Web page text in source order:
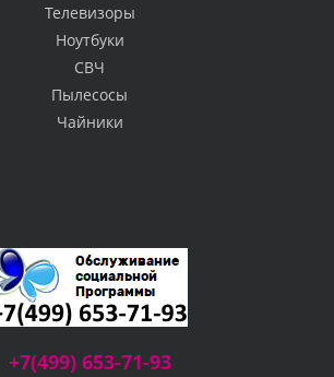
Телевизоры
Ноутбуки
СВЧ
Пылесосы
Чайники
+7(499) 653-71-93